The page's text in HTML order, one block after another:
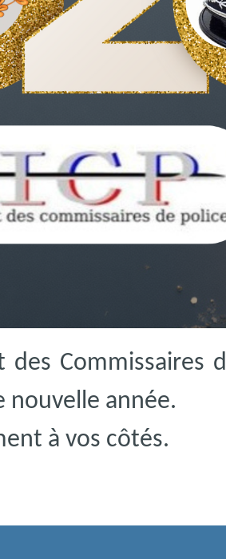
Commissaires
nouvelle année.
à vos côtés.